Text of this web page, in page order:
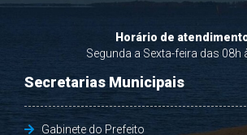
Horário de
Segunda a Sexta-feira das 08h
Secretarias Municipais
Gabinete do Prefeito